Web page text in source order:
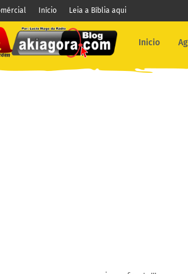
Início Leia a Bíblia aqui
Inicio